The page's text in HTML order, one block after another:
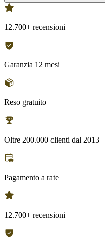
12.700+ recensioni
Garanzia 12 mesi
Reso gratuito
Oltre 200.000 clienti dal 2013
Pagamento a rate
12.700+ recensioni